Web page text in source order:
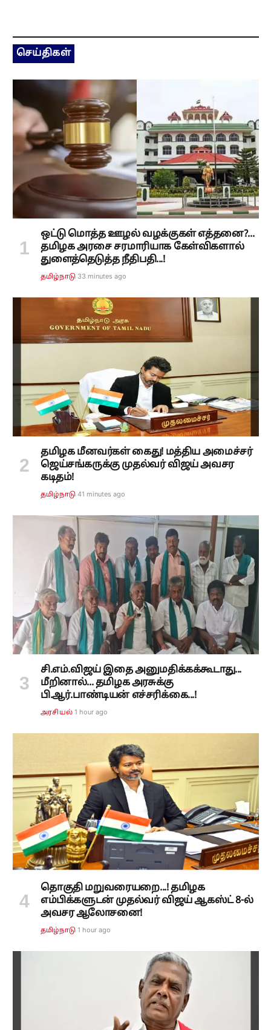
செய்திகள்
ஒட்டு மொத்த ஊழல் வழக்குகள் எத்தனை?...
தமிழக அரசை சரமாரியாக கேள்விகளால்
துளைத்தெடுத்த நீதிபதி...!
தமிழ்நாடு 33 minutes ago
தமிழக மீனவர்கள் கைது! மத்திய அமைச்சர்
ஜெய்சங்கருக்கு முதல்வர் விஜய் அவசர
கடிதம்!
தமிழ்நாடு 41 minutes ago
சி.எம்.விஜய் இதை அனுமதிக்கக்கூடாது...
மீறினால்... தமிழக அரசுக்கு
பி.ஆர்.பாண்டியன் எச்சரிக்கை...!
அரசியல் 1 hour ago
தொகுதி மறுவரையறை...! தமிழக
எம்பிக்களுடன் முதல்வர் விஜய் ஆகஸ்ட் 8-ல்
அவசர ஆலோசனை!
தமிழ்நாடு 1 hour ago